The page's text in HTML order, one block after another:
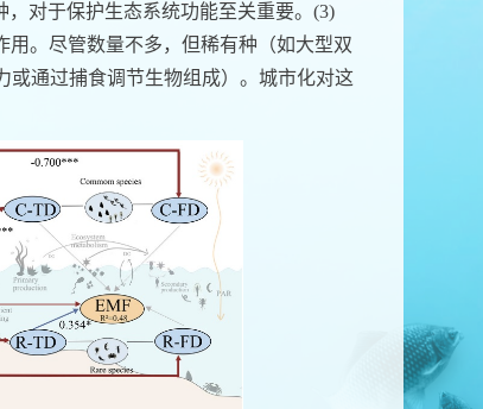
，对于保护生态系统功能至关重要。 (3)
。 尽管数量不多，但稀有种（如大型双
或通过捕食调节生物组成）。城市化对这